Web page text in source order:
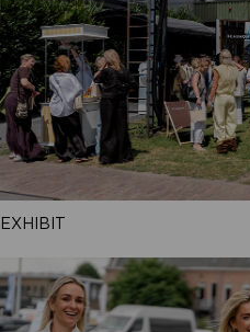
EXHIBIT